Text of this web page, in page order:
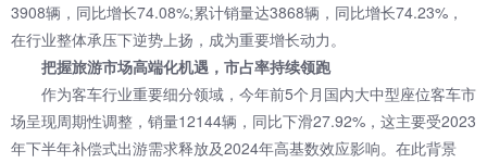
3908辆，同比增长74.08%;累计销量达3868辆，同比增长74.23%，
在行业整体承压下逆势上扬，成为重要增长动力。
把握旅游市场高端化机遇，市占率持续领跑
作为客车行业重要细分领域，今年前5个月国内大中型座位客车市
场呈现周期性调整，销量12144辆，同比下滑27.92%，这主要受2023
年下半年补偿式出游需求释放及2024年高基数效应影响。在此背景